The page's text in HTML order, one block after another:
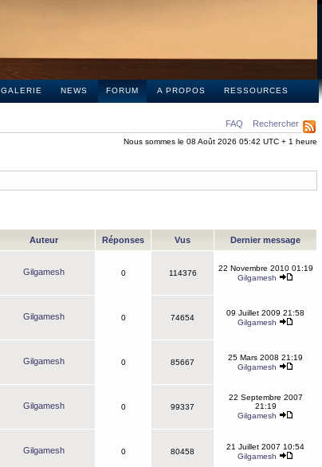
GALERIE NEWS FORUM A PROPOS RESSOURCES
FAQ Rechercher
Nous sommes le 08 Août 2026 05:42 UTC + 1 heure
Auteur Réponses Vus Dernier message
Gilgamesh 0 114376
22 Novembre 2010 01:19
Gilgamesh
Gilgamesh 0 74654
09 Juillet 2009 21:58
Gilgamesh
Gilgamesh 0 85667
25 Mars 2008 21:19
Gilgamesh
Gilgamesh 0 99337
22 Septembre 2007
21:19
Gilgamesh
Gilgamesh 0 80458
21 Juillet 2007 10:54
Gilgamesh